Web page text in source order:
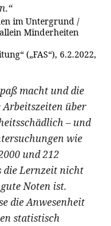
im Untergrund /
Minderheiten
(„FAS“), 6.2.2022,
macht und die
über
– und
wie
und 212
die Lernzeit nicht
Noten ist.
die Anwesenheit
statistisch